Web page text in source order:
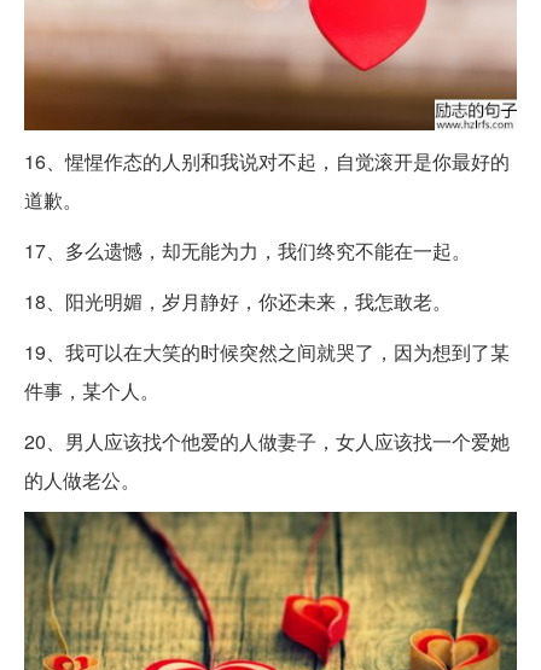
16、惺惺作态的人别和我说对不起，自觉滚开是你最好的
道歉。
17、多么遗憾，却无能为力，我们终究不能在一起。
18、阳光明媚，岁月静好，你还未来，我怎敢老。
19、我可以在大笑的时候突然之间就哭了，因为想到了某
件事，某个人。
20、男人应该找个他爱的人做妻子，女人应该找一个爱她
的人做老公。